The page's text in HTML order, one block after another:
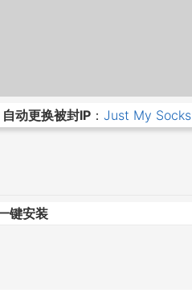
自动更换被封IP ： Just My Socks
键安装